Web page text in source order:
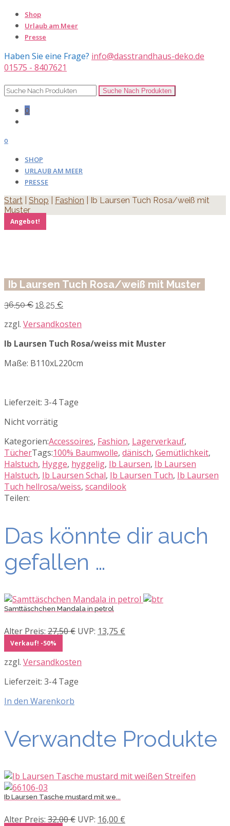
Shop
Urlaub am Meer
Presse
Haben Sie eine Frage? info@dasstrandhaus-deko.de
01575 - 8407621
0
0
SHOP
URLAUB AM MEER
PRESSE
Start Shop Fashion | Ib Laursen Tuch Rosa/weiß mit
Muster
Angebot!
Ib Laursen Tuch Rosa/weiß mit Muster
36,50€ Ursprünglicher
war:
18,25 €Aktueller
ist:
zzgl. Versandkosten
Ib Laursen Tuch Rosa/weiss mit Muster
Maße: B110xL220cm
Lieferzeit: 3-4 Tage
Nicht vorrätig
Kategorien:Accessoires, Fashion, Lagerverkauf,
TücherTags:100% Baumwolle, dänisch, Gemütlichkeit,
Halstuch, Hygge, hyggelig, Ib Laursen, Ib Laursen
Halstuch, Ib Laursen Schal, Ib Laursen Tuch, Ib Laursen
Tuch hellrosa/weiss, scandilook
Teilen:
Das könnte dir auch
gefallen …
Samttäschchen Mandala in petrol
Alter Preis: 27,50€ Ursprünglicher
27,50 €
UVP: 13,75 €
Verkauf! -50%
zzgl. Versandkosten
Lieferzeit: 3-4 Tage
In den Warenkorb
Verwandte Produkte
Ib Laursen Tasche mustard mit we...
Alter Preis: 32,00€ Ursprünglicher
UVP: 16,00 €